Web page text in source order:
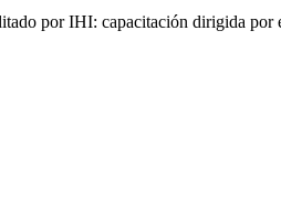
por IHI: capacitación dirigida